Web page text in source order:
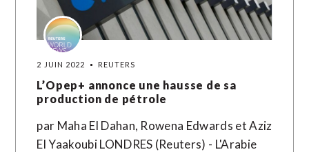
2 JUIN 2022 REUTERS
L’Opep+ annonce une hausse de sa
production de pétrole
par Maha El Dahan, Rowena Edwards et Aziz
El Yaakoubi LONDRES (Reuters) - L'Arabie